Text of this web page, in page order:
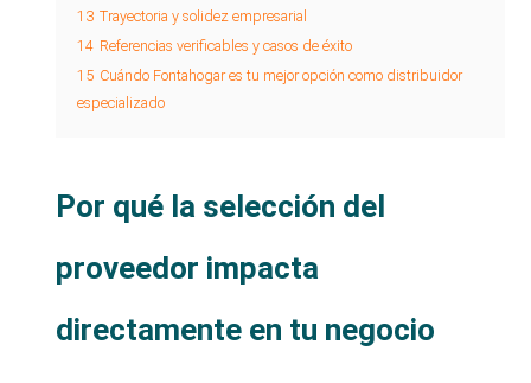
13 Trayectoria y solidez empresarial
14 Referencias verificables y casos de éxito
15 Cuándo Fontahogar es tu mejor opción como distribuidor
especializado
Por qué la selección del
proveedor impacta
directamente en tu negocio